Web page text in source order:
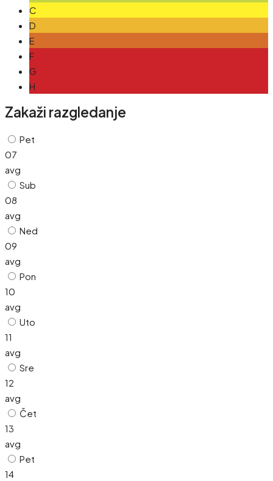
C
D
E
F
G
H
Zakaži razgledanje
Pet
07
avg
Sub
08
avg
Ned
09
avg
Pon
10
avg
Uto
11
avg
Sre
12
avg
Čet
13
avg
Pet
14